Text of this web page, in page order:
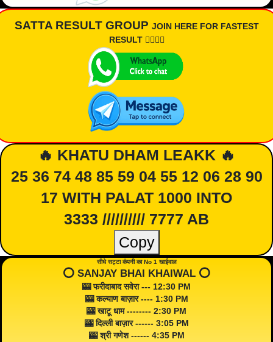
SATTA RESULT GROUP JOIN HERE FOR FASTEST
RESULT 👇🏾👇🏾
🔥 KHATU DHAM LEAKK 🔥
25 36 74 48 85 59 04 55 12 06 28 90
17 WITH PALAT 1000 INTO
3333 ////////// 7777 AB
Copy
सीधे सट्टा कंपनी का No 1 खाईवाल
⭕️ SANJAY BHAI KHAIWAL ⭕️
🎰 फरीदाबाद सवेरा --- 12:30 PM
🎰 कल्याण बाज़ार ---- 1:30 PM
🎰 खाटू धाम -------- 2:30 PM
🎰 दिल्ली बाज़ार ------ 3:05 PM
🎰 श्री गणेश ------ 4:35 PM